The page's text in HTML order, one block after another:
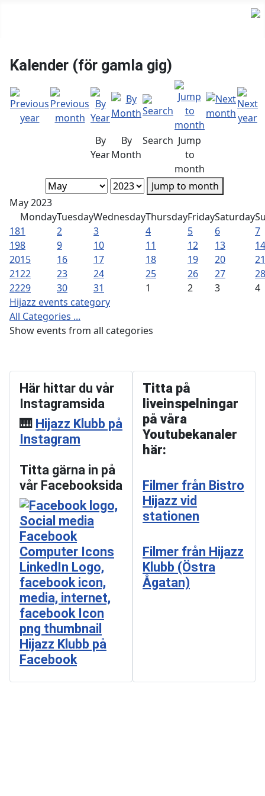
Kalender (för gamla gig)
By
Year
By
Month
Search Jump
to
month
Jump to month
May 2023
MondayTuesdayWednesdayThursdayFridaySaturday
181 2 3 4 5 6
7
198 9 10 11 12 13
14
2015 16 17 18 19 20
21
2122 23 24 25 26 27
28
2229 30 31 1 2 3
4
Hijazz events category
All Categories ...
Show events from all categories
Här hittar du vår
Instagramsida
🎹 Hijazz Klubb på
Instagram
Titta gärna in på
vår Facebooksida
Hijazz Klubb på
Facebook
Titta på
liveinspelningar
på våra
Youtubekanaler
här:
Filmer från Bistro
Hijazz vid
stationen
Filmer från Hijazz
Klubb (Östra
Ågatan)